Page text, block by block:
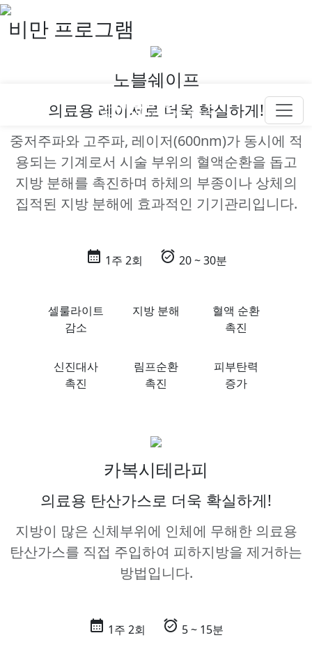
add_ic_call
더 아름다운 내일, 엘로디
비만 프로그램
노블쉐이프
의료용 레이저로 더욱 확실하게!
중저주파와 고주파, 레이저(600nm)가 동시에 적
용되는 기계로서 시술 부위의 혈액순환을 돕고
지방 분해를 촉진하며 하체의 부종이나 상체의
집적된 지방 분해에 효과적인 기기관리입니다.
calendar_month 1주 2회 alarm_on 20 ~ 30분
셀룰라이트
감소
지방 분해
혈액 순환
촉진
신진대사
촉진
림프순환
촉진
피부탄력
증가
카복시테라피
의료용 탄산가스로 더욱 확실하게!
지방이 많은 신체부위에 인체에 무해한 의료용
탄산가스를 직접 주입하여 피하지방을 제거하는
방법입니다.
calendar_month 1주 2회 alarm_on 5 ~ 15분